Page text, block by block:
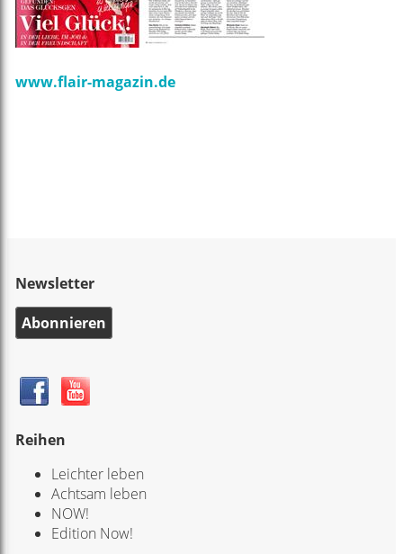
www.flair-magazin.de
Newsletter
Abonnieren
Reihen
Leichter leben
Achtsam leben
NOW!
Edition Now!